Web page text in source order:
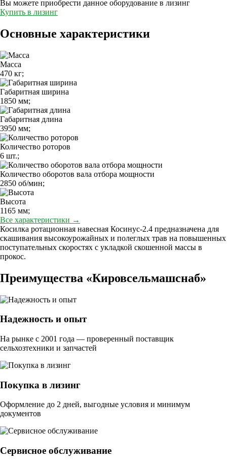
Вы можете приобрести данное оборудование в лизинг
Купить в лизинг
Основные характеристики
Масса
470 кг;
Габаритная ширина
1850 мм;
Габаритная длина
3950 мм;
Количество роторов
6 шт.;
Количество оборотов вала отбора мощности
2850 об/мин;
Высота
1165 мм;
Все характеристики →
Косилка ротационная навесная Косинус-2.4 предназначена для
скашивания высокоурожайных и полеглых трав на повышенных
поступательных скоростях с укладкой скошенной массы в
прокос.
Преимущества «Кировсельмашснаб»
Надежность и опыт
На рынке с 2001 года — проверенный поставщик
сельхозтехники и запчастей
Покупка в лизинг
Оформление до 2 дней, выгодные условия и минимум
документов
Сервисное обслуживание